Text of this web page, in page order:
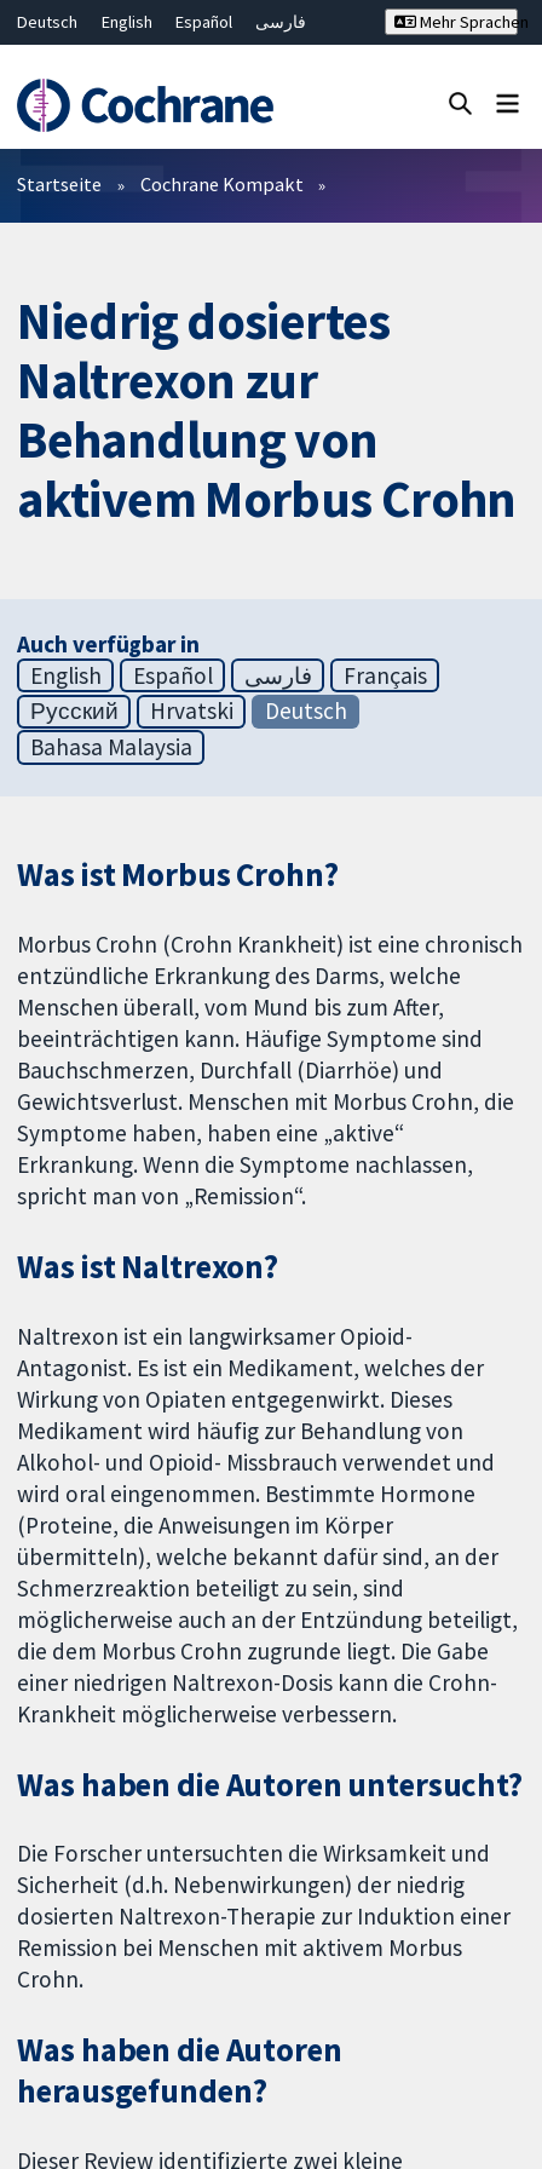
Deutsch English Español
فارسی
Bahasa Malaysia
ไทย
繁體中文
简体中文
Mehr Sprachen
Filter
Startseite Cochrane Kompakt
Niedrig dosiertes
Naltrexon zur
Behandlung von
aktivem Morbus Crohn
Auch verfügbar in
English
Español فارسی
Français
Русский
Hrvatski
Deutsch
Bahasa Malaysia
Was ist Morbus Crohn?
Morbus Crohn (Crohn Krankheit) ist eine chronisch
entzündliche Erkrankung des Darms, welche
Menschen überall, vom Mund bis zum After,
beeinträchtigen kann. Häufige Symptome sind
Bauchschmerzen, Durchfall (Diarrhöe) und
Gewichtsverlust. Menschen mit Morbus Crohn, die
Symptome haben, haben eine „aktive“
Erkrankung. Wenn die Symptome nachlassen,
spricht man von „Remission“.
Was ist Naltrexon?
Naltrexon ist ein langwirksamer Opioid-
Antagonist. Es ist ein Medikament, welches der
Wirkung von Opiaten entgegenwirkt. Dieses
Medikament wird häufig zur Behandlung von
Alkohol- und Opioid- Missbrauch verwendet und
wird oral eingenommen. Bestimmte Hormone
(Proteine, die Anweisungen im Körper
übermitteln), welche bekannt dafür sind, an der
Schmerzreaktion beteiligt zu sein, sind
möglicherweise auch an der Entzündung beteiligt,
die dem Morbus Crohn zugrunde liegt. Die Gabe
einer niedrigen Naltrexon-Dosis kann die Crohn-
Krankheit möglicherweise verbessern.
Was haben die Autoren untersucht?
Die Forscher untersuchten die Wirksamkeit und
Sicherheit (d.h. Nebenwirkungen) der niedrig
dosierten Naltrexon-Therapie zur Induktion einer
Remission bei Menschen mit aktivem Morbus
Crohn.
Was haben die Autoren
herausgefunden?
Dieser Review identifizierte zwei kleine